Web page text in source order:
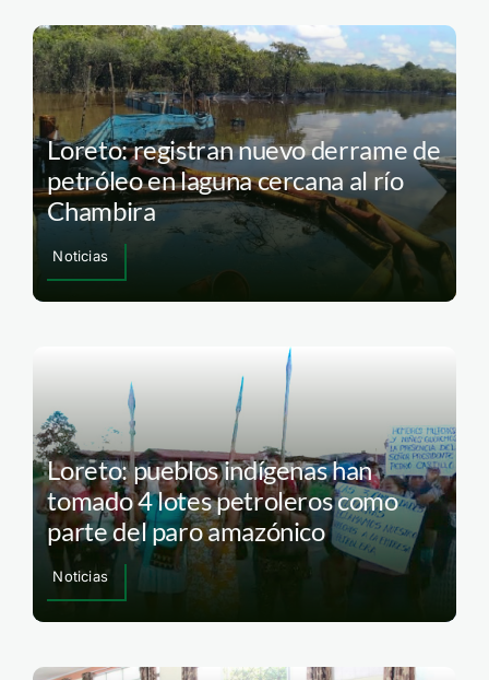
Loreto: registran nuevo derrame de
petróleo en laguna cercana al río
Chambira
Noticias
Loreto: pueblos indígenas han
tomado 4 lotes petroleros como
parte del paro amazónico
Noticias